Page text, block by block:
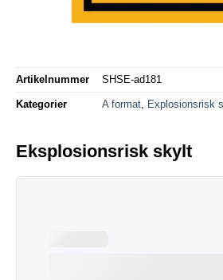
Artikelnummer SHSE-ad181
Kategorier A format Explosionsrisk
Eksplosionsrisk skylt